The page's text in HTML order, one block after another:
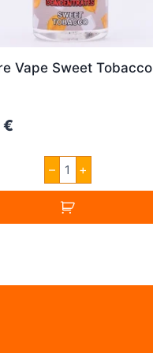
Vape Sweet Tobacco
€
–
Vampire
Vape
Sweet
Tobacco
30ml
Menge
+